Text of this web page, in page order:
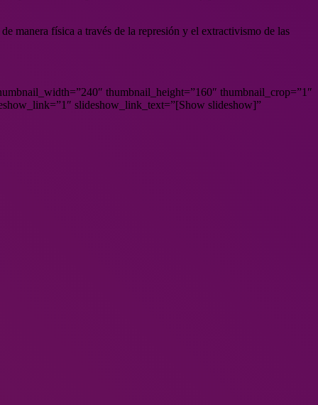
manera física a través de la represión y el extractivismo de las
thumbnail_height=”160″ thumbnail_crop=”1″
slideshow_link_text=”[Show slideshow]”